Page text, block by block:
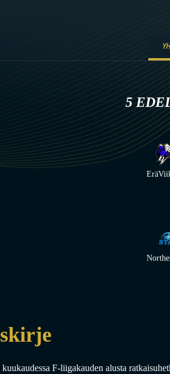
5
F-liigakauden alusta